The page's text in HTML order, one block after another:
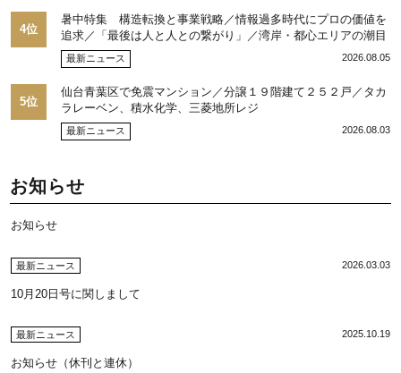
4位
暑中特集 構造転換と事業戦略／情報過多時代にプロの価値を
追求／「最後は人と人との繋がり」／湾岸・都心エリアの潮目
を注視／“リパーク”次世代展開／三井不動産リアルティ／児玉
光博社長に聞く
最新ニュース 2026.08.05
5位
仙台青葉区で免震マンション／分譲１９階建て２５２戸／タカ
ラレーベン、積水化学、三菱地所レジ
最新ニュース 2026.08.03
お知らせ
お知らせ
最新ニュース 2026.03.03
10月20日号に関しまして
最新ニュース 2025.10.19
お知らせ（休刊と連休）